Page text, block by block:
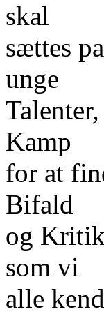
skal
sættes
unge
Kamp
for at
Bifald
og
som vi
alle